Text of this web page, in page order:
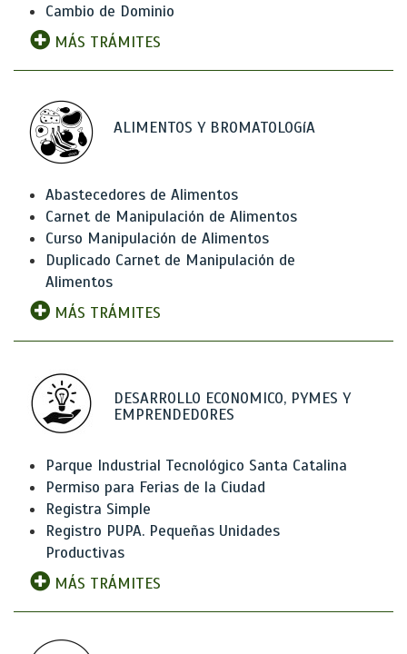
Cambio de Dominio
MÁS TRÁMITES
ALIMENTOS Y BROMATOLOGíA
Abastecedores de Alimentos
Carnet de Manipulación de Alimentos
Curso Manipulación de Alimentos
Duplicado Carnet de Manipulación de
Alimentos
MÁS TRÁMITES
DESARROLLO ECONOMICO, PYMES Y
EMPRENDEDORES
Parque Industrial Tecnológico Santa Catalina
Permiso para Ferias de la Ciudad
Registra Simple
Registro PUPA. Pequeñas Unidades
Productivas
MÁS TRÁMITES